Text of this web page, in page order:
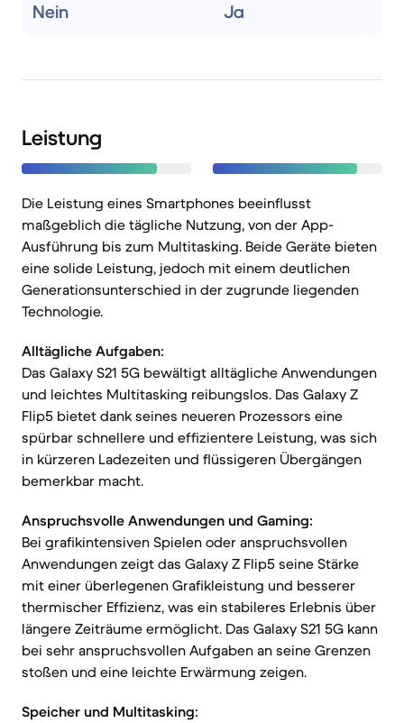
Nein Ja
Leistung
Die Leistung eines Smartphones beeinflusst
maßgeblich die tägliche Nutzung, von der App-
Ausführung bis zum Multitasking. Beide Geräte bieten
eine solide Leistung, jedoch mit einem deutlichen
Generationsunterschied in der zugrunde liegenden
Technologie.
Alltägliche Aufgaben:
Das Galaxy S21 5G bewältigt alltägliche Anwendungen
und leichtes Multitasking reibungslos. Das Galaxy Z
Flip5 bietet dank seines neueren Prozessors eine
spürbar schnellere und effizientere Leistung, was sich
in kürzeren Ladezeiten und flüssigeren Übergängen
bemerkbar macht.
Anspruchsvolle Anwendungen und Gaming:
Bei grafikintensiven Spielen oder anspruchsvollen
Anwendungen zeigt das Galaxy Z Flip5 seine Stärke
mit einer überlegenen Grafikleistung und besserer
thermischer Effizienz, was ein stabileres Erlebnis über
längere Zeiträume ermöglicht. Das Galaxy S21 5G kann
bei sehr anspruchsvollen Aufgaben an seine Grenzen
stoßen und eine leichte Erwärmung zeigen.
Speicher und Multitasking: